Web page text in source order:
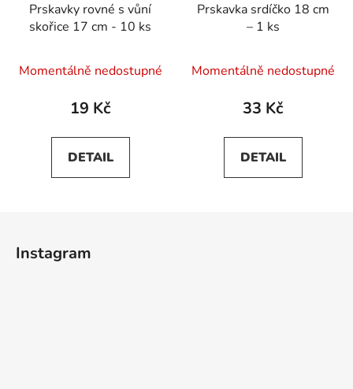
Prskavky rovné s vůní
skořice 17 cm - 10 ks
Momentálně nedostupné
19 Kč
DETAIL
Prskavka srdíčko 18 cm
– 1 ks
Momentálně nedostupné
33 Kč
DETAIL
Instagram